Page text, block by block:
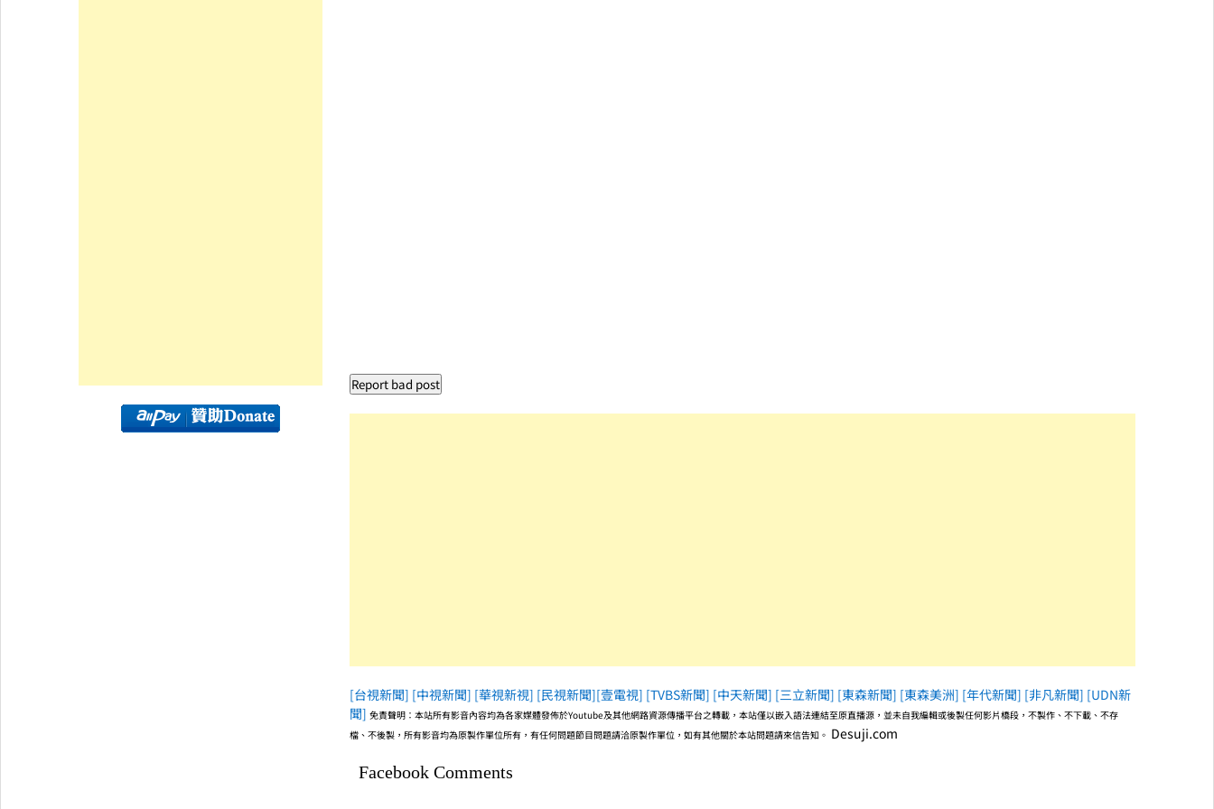
[台視新聞] [中視新聞] [華視新視] [民視新聞][壹電視] [TVBS新聞] [中天新聞] [三立新聞] [東森新聞] [東森美洲] [年代新聞] [非凡新聞] [UDN新
聞] 免責聲明：本站所有影音內容均為各家媒體發佈於Youtube及其他網路資源傳播平台之轉載，本站僅以嵌入語法連結至原直播源，並未自我編輯或後製任何影片橋段，不製作、不下載、不存
檔、不後製，所有影音均為原製作單位所有，有任何問題節目問題請洽原製作單位，如有其他關於本站問題請來信告知。 Desuji.com
Facebook Comments